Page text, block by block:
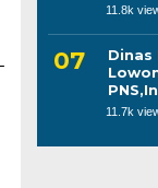
11.8k
Dinas
11.7k